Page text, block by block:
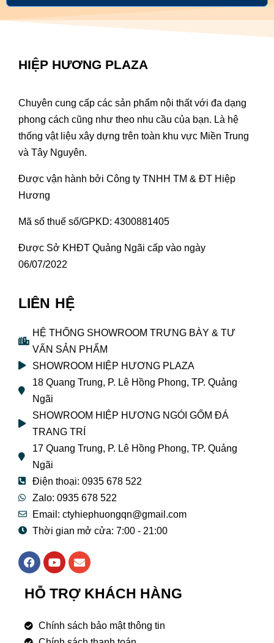
HIỆP HƯƠNG PLAZA
Chuyên cung cấp các sản phẩm nội thất với đa dạng
phong cách cũng như theo nhu cầu của bạn. Là hệ
thống vật liệu xây dựng trên toàn khu vực Miền Trung
và Tây Nguyên.
Được vận hành bởi Công ty TNHH TM & ĐT Hiệp
Hương
Mã số thuế số/GPKD: 4300881405
Được Sở KHĐT Quảng Ngãi cấp vào ngày
06/07/2022
LIÊN HỆ
HỆ THỐNG SHOWROOM TRƯNG BÀY & TƯ
VẤN SẢN PHẨM
SHOWROOM HIỆP HƯƠNG PLAZA
18 Quang Trung, P. Lê Hồng Phong, TP. Quảng
Ngãi
SHOWROOM HIỆP HƯƠNG NGÓI GỐM ĐÁ
TRANG TRÍ
17 Quang Trung, P. Lê Hồng Phong, TP. Quảng
Ngãi
Điện thoại: 0935 678 522
Zalo: 0935 678 522
Email: ctyhiephuongqn@gmail.com
Thời gian mở cửa: 7:00 - 21:00
F
a
e
b
o
k
Y
o
t
u
e
E
n
e
l
p
e
HỖ TRỢ KHÁCH HÀNG
Chính sách bảo mật thông tin